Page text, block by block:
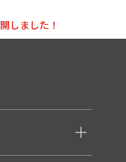
しました！